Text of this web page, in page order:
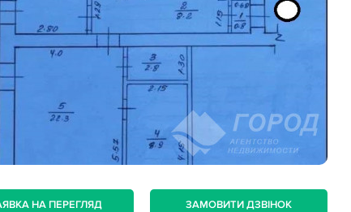
НА ПЕРЕГЛЯД ЗАМОВИТИ ДЗВІНОК